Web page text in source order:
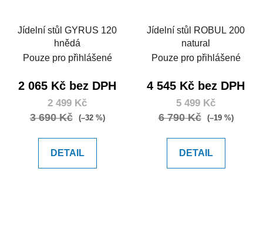
Jídelní stůl GYRUS 120
hnědá
Pouze pro přihlášené
2 065 Kč bez DPH
2 499 Kč
3 690 Kč (–32 %)
DETAIL
Jídelní stůl ROBUL 200
natural
Pouze pro přihlášené
4 545 Kč bez DPH
5 499 Kč
6 790 Kč (–19 %)
DETAIL